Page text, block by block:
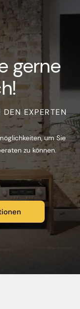
gerne
EXPERTEN
um Sie
zu können.